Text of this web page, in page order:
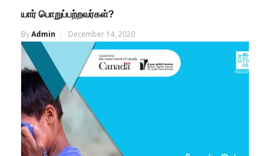
யார் பொறுப்பற்றவர்கள்?
ByAdmin December 14, 2020